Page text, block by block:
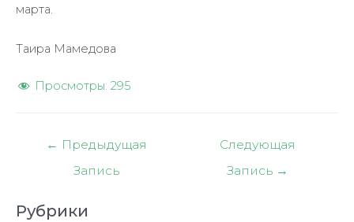
марта.
Таира Мамедова
Просмотры: 295
Навигация
← Предыдущая
Запись
Следующая
Запись →
Рубрики